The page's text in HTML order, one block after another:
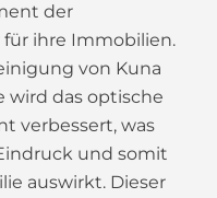
der
ihre Immobilien.
von Kuna
wird das optische
verbessert, was
und somit
auswirkt. Dieser